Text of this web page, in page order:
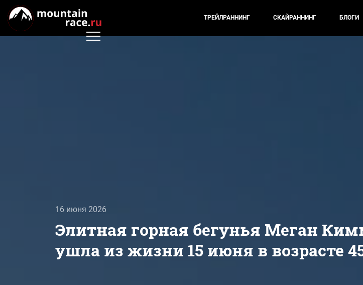
ТРЕЙЛРАННИНГ СКАЙРАННИНГ БЛОГИ
16 июня 2026
Элитная горная бегунья Меган
ушла из жизни 15 июня в возрасте